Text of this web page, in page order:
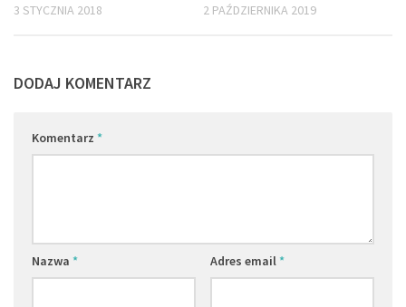
3 STYCZNIA 2018 2 PAŹDZIERNIKA 2019
DODAJ KOMENTARZ
Komentarz *
Nazwa * Adres email *